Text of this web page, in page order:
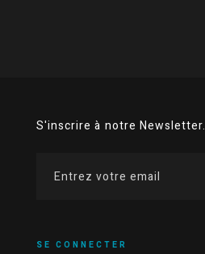
S'inscrire à notre Newsletter.
SE CONNECTER